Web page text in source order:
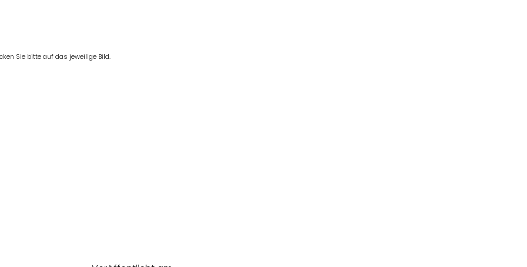
Sie bitte auf das jeweilige Bild.